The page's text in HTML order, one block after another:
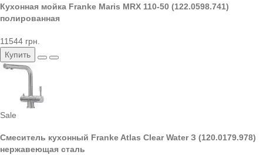
Кухонная мойка Franke Maris MRX 110-50 (122.0598.741)
полированная
11544 грн.
Купить
Sale
Смеситель кухонный Franke Atlas Clear Water З (120.0179.978)
нержавеющая сталь